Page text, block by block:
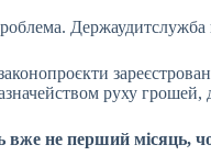
законопроєкти
руху
не перший місяць,